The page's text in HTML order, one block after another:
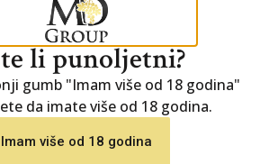
li punoljetni?
gumb "Imam više od 18 godina"
da imate više od 18 godina.
Imam više od 18 godina